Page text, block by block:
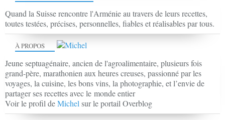
Quand la Suisse rencontre l'Arménie au travers de leurs recettes,
toutes testées, précises, personnelles, fiables et réalisables par tous.
À PROPOS
Jeune septuagénaire, ancien de l'agroalimentaire, plusieurs fois
grand-père, marathonien aux heures creuses, passionné par les
voyages, la cuisine, les bons vins, la photographie, et l’envie de
partager ses recettes avec le monde entier
Voir le profil deMichel sur le portail Overblog